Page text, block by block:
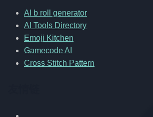
AI b roll generator
AI Tools Directory
Emoji Kitchen
Gamecode AI
Cross Stitch Pattern